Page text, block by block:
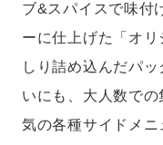
ブ&スパイスで味付
ーに仕上げた「オ
しり詰め込んだパ
いにも、大人数で
気の各種サイドメ